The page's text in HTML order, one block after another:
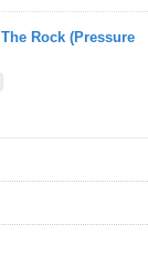
The Rock (Pressure